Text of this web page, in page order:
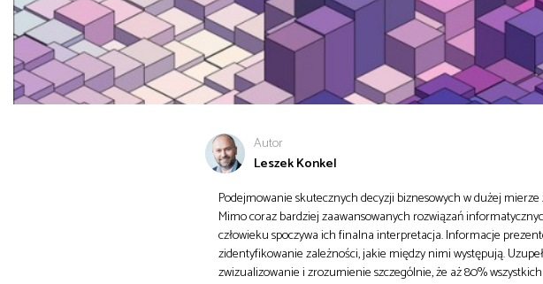
Autor
Leszek Konkel
Podejmowanie skutecznych decyzji biznesowych w dużej
Mimo coraz bardziej zaawansowanych rozwiązań
człowieku spoczywa ich finalna interpretacja. Informacje
zidentyfikowanie zależności, jakie między nimi występują.
zwizualizowanie i zrozumienie szczególnie, że aż 80%